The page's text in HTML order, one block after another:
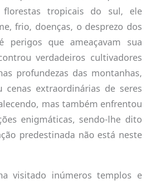
tropicais do sul, ele
frio, doenças, o desprezo dos
perigos que ameaçavam sua
verdadeiros cultivadores
profundezas das montanhas,
cenas extraordinárias de seres
mas também enfrentou
enigmáticas, sendo-lhe dito
predestinada não está neste
visitado inúmeros templos e